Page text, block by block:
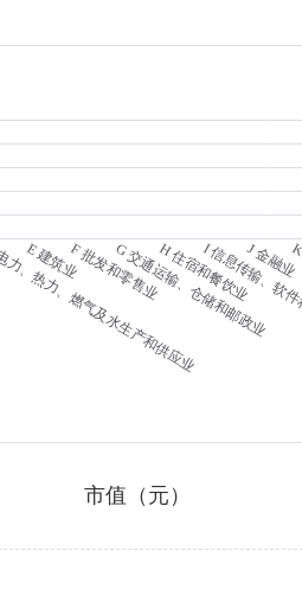
市值（元）